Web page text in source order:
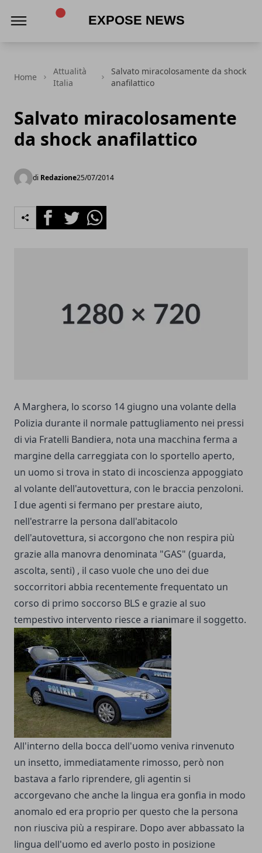
Home
Attualità
Italia
Salvato miracolosamente da shock
anafilattico
Salvato miracolosamente
da shock anafilattico
di Redazione25/07/2014
FacebookTwitterWhatsapp
A Marghera, lo scorso 14 giugno una volante della
Polizia durante il normale pattugliamento nei pressi
di via Fratelli Bandiera, nota una macchina ferma a
margine della carreggiata con lo sportello aperto,
un uomo si trova in stato di incoscienza appoggiato
al volante dell'autovettura, con le braccia penzoloni.
I due agenti si fermano per prestare aiuto,
nell'estrarre la persona dall'abitacolo
dell'autovettura, si accorgono che non respira più
grazie alla manovra denominata "GAS" (guarda,
ascolta, senti) , il caso vuole che uno dei due
soccorritori abbia recentemente frequentato un
corso di primo soccorso BLS e grazie al suo
tempestivo intervento riesce a rianimare il soggetto.
All'interno della bocca dell'uomo veniva rinvenuto
un insetto, immediatamente rimosso, però non
bastava a farlo riprendere, gli agentin si
accorgevano che anche la lingua era gonfia in modo
anomalo ed era proprio per questo che la persona
non riusciva più a respirare. Dopo aver abbassato la
lingua dell'uomo ed averlo posto in posizione